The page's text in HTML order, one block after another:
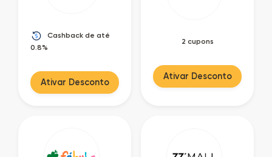
Cashback de até
0.8%
Ativar Desconto
2 cupons
Ativar Desconto